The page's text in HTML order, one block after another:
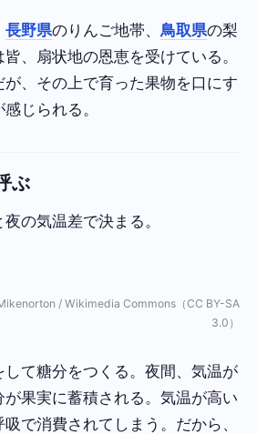
長野県のりんご地帯、鳥取県の梨
、扇状地の恩恵を受けている。
、その上で育った果物を口にす
じられる。
ぶ
の気温差で決まる。
/ Wikimedia Commons（CC BY-SA
3.0）
て糖分をつくる。夜間、気温が
果実に蓄積される。気温が高い
で消費されてしまう。だから、